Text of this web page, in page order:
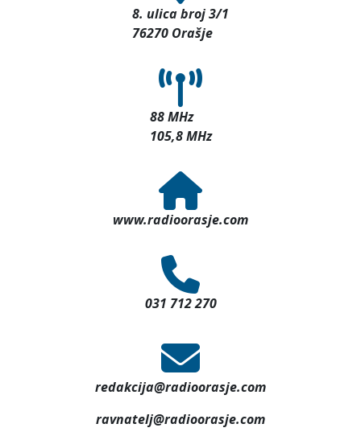
8. ulica broj 3/1
76270 Orašje
88 MHz
105,8 MHz
www.radioorasje.com
031 712 270
redakcija@radioorasje.com
ravnatelj@radioorasje.com